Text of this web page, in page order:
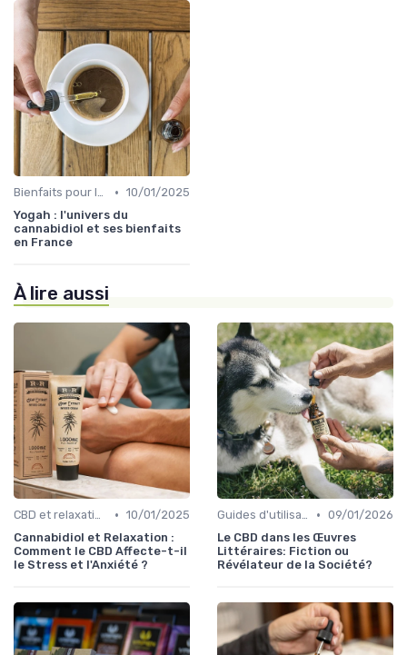
Bienfaits pour la santé • 10/01/2025
Yogah : l'univers du
cannabidiol et ses bienfaits
en France
À lire aussi
CBD et relaxation • 10/01/2025
Cannabidiol et Relaxation :
Comment le CBD Affecte-t-il
le Stress et l'Anxiété ?
Guides d'utilisation • 09/01/2026
Le CBD dans les Œuvres
Littéraires: Fiction ou
Révélateur de la Société?